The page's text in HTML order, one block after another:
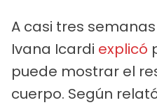
A casi tres
Ivana Icardi explicó
puede mostrar el
cuerpo. Según